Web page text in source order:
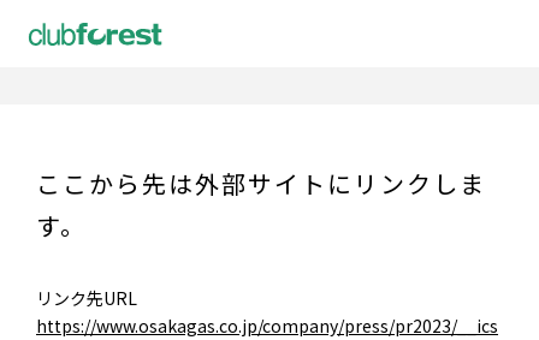
ここから先は外部サイトにリンクしま
す。
リンク先URL
https://www.osakagas.co.jp/company/press/pr2023/__ics